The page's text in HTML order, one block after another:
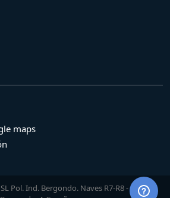
maps
Pol. Ind. Bergondo. Naves R7-R8 - 15165.